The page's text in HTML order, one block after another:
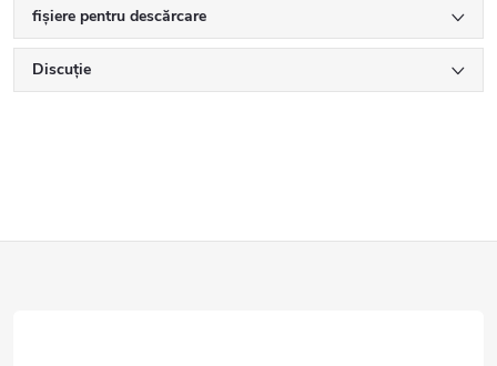
fișiere pentru descărcare
Discuţie